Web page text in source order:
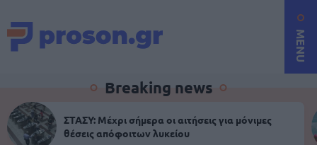
MENU
Breaking news
ΣΤΑΣΥ: Μέχρι σήμερα οι αιτήσεις για μόνιμες
θέσεις απόφοιτων λυκείου